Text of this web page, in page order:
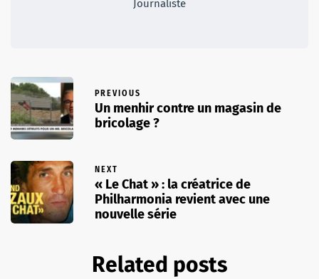
Journaliste
PREVIOUS
Un menhir contre un magasin de
bricolage ?
NEXT
« Le Chat » : la créatrice de
Philharmonia revient avec une
nouvelle série
Related posts